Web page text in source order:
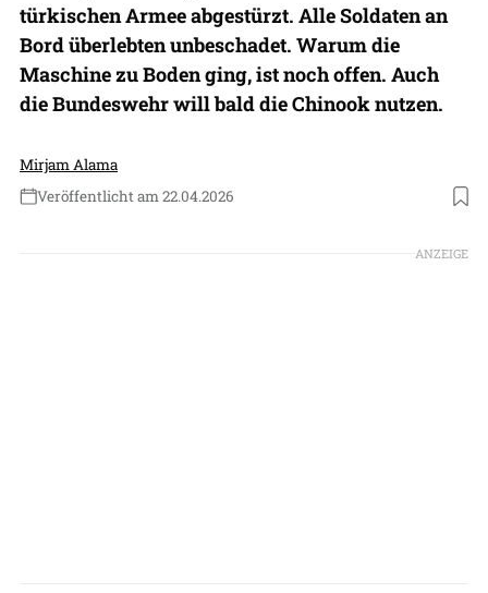
türkischen Armee abgestürzt. Alle Soldaten an
Bord überlebten unbeschadet. Warum die
Maschine zu Boden ging, ist noch offen. Auch
die Bundeswehr will bald die Chinook nutzen.
Mirjam Alama
Veröffentlicht am 22.04.2026
Foto: CeeGee (Wikimedia Commons)
ANZEIGE